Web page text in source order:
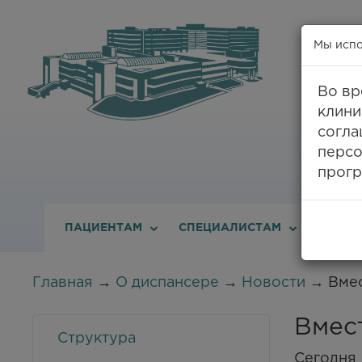
8
ПАЦИЕНТАМ СПЕЦИАЛИСТАМ
Главная → О диспансере → Новости →
Структура
Мы
Во